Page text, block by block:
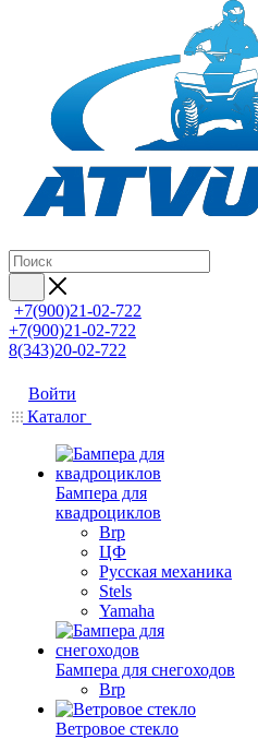
+7(900)21-02-722
+7(900)21-02-722
8(343)20-02-722
Войти
Каталог
Бампера для
квадроциклов
Brp
ЦФ
Русская механика
Stels
Yamaha
Бампера для снегоходов
Brp
Ветровое стекло